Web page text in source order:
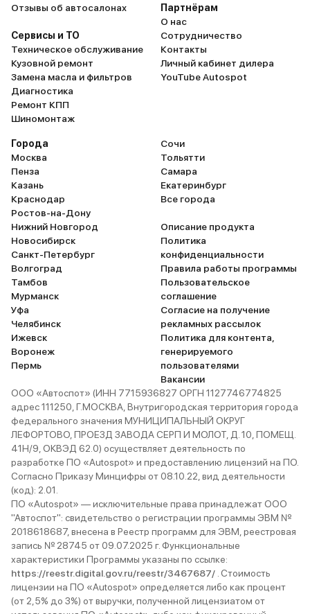
Отзывы об автосалонах
Сервисы и ТО
Техническое обслуживание
Кузовной ремонт
Замена масла и фильтров
Диагностика
Ремонт КПП
Шиномонтаж
Партнёрам
О нас
Сотрудничество
Контакты
Личный кабинет дилера
YouTube Autospot
Города
Москва
Пенза
Казань
Краснодар
Ростов-на-Дону
Нижний Новгород
Новосибирск
Санкт-Петербург
Волгоград
Тамбов
Мурманск
Уфа
Челябинск
Ижевск
Воронеж
Пермь
Сочи
Тольятти
Самара
Екатеринбург
Все города
Описание продукта
Политика
конфиденциальности
Правила работы программы
Пользовательское
соглашение
Согласие на получение
рекламных рассылок
Политика для контента,
генерируемого
пользователями
Вакансии
ООО «Автоспот» (ИНН 7715936827 ОРГН 1127746774825
адрес 111250, Г.МОСКВА, Внутригородская территория города
федерального значения МУНИЦИПАЛЬНЫЙ ОКРУГ
ЛЕФОРТОВО, ПРОЕЗД ЗАВОДА СЕРП И МОЛОТ, Д. 10, ПОМЕЩ.
41Н/9, ОКВЭД 62.0) осуществляет деятельность по
разработке ПО «Autospot» и предоставлению лицензий на ПО.
Согласно Приказу Минцифры от 08.10.22, вид деятельности
(код): 2.01.
ПО «Autospot» — исключительные права принадлежат ООО
"Автоспот": свидетельство о регистрации программы ЭВМ №
2018618687, внесена в Реестр программ для ЭВМ, реестровая
запись № 28745 от 09.07.2025 г. Функциональные
характеристики Программы указаны по ссылке:
https://reestr.digital.gov.ru/reestr/3467687/ . Стоимость
лицензии на ПО «Autospot» определяется либо как процент
(от 2,5% до 3%) от выручки, полученной лицензиатом от